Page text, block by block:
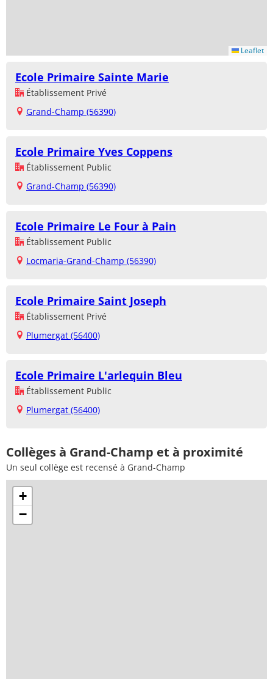
Leaflet
Ecole Primaire Sainte Marie
Établissement Privé
Grand-Champ (56390)
Ecole Primaire Yves Coppens
Établissement Public
Grand-Champ (56390)
Ecole Primaire Le Four à Pain
Établissement Public
Locmaria-Grand-Champ (56390)
Ecole Primaire Saint Joseph
Établissement Privé
Plumergat (56400)
Ecole Primaire L'arlequin Bleu
Établissement Public
Plumergat (56400)
Collèges à Grand-Champ et à proximité
Un seul collège est recensé à Grand-Champ
+
−